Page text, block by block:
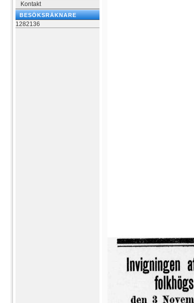
Kontakt
BESÖKSRÄKNARE
1282136